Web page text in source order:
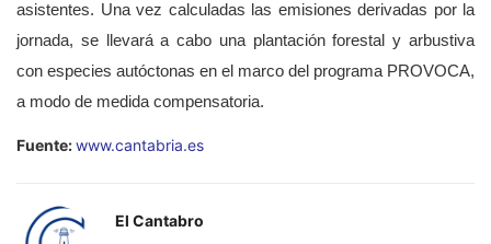
asistentes. Una vez calculadas las emisiones derivadas por la
jornada, se llevará a cabo una plantación forestal y arbustiva
con especies autóctonas en el marco del programa PROVOCA,
a modo de medida compensatoria.
Fuente:www.cantabria.es
El Cantabro